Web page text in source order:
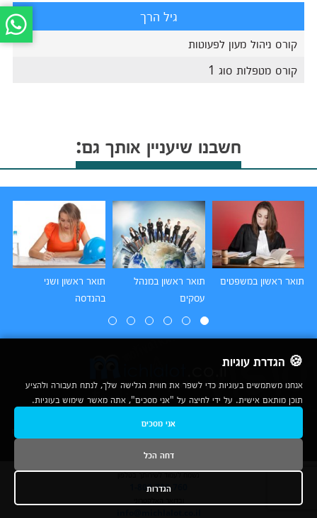
גיל הרך
קורס ניהול מעון לפעוטות
קורס מטפלות סוג 1
חשבנו שיעניין אותך גם:
תואר ראשון במשפטים
תואר ראשון במנהל
עסקים
תואר ראשון ושני
בהנדסה
© כל הזכויות שמורות לחברת נרד אונליין בע"מ | מכללות|
נשמח לעמוד לשירותך בטלפון
1-800-780-760
🍪 הגדרת עוגיות
אנחנו משתמשים בעוגיות כדי לשפר את חווית הגלישה שלך, לנתח תעבורה ולהציע
תוכן מותאם אישית. על ידי לחיצה על "אני מסכים", אתה מאשר שימוש בעוגיות.
אני מסכים
דחה הכל
הגדרות